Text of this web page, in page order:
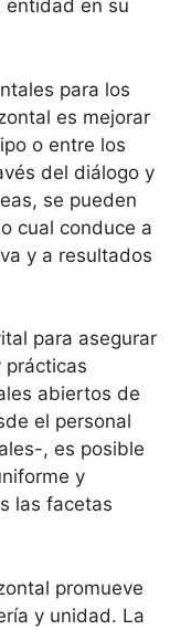
entidad en su
para los
es mejorar
o entre los
del diálogo y
se pueden
cual conduce a
y a resultados
para asegurar
prácticas
abiertos de
el personal
, es posible
y
las facetas
promueve
y unidad. La